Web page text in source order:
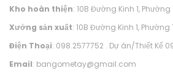
Kho hoàn thiện: 10B Đường Kinh 1, Phường
Xưởng sản xuất: 10B Đường Kinh 1, Phường
Điện Thoại: 098.2577752 . Dự án/Thiết Kế
Email: bangometay@gmail.com